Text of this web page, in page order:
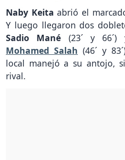
Naby Keita abrió el
Y luego llegaron dos
Sadio Mané (23´ y
Mohamed Salah (46´ y
local manejó a su antojo,
rival.